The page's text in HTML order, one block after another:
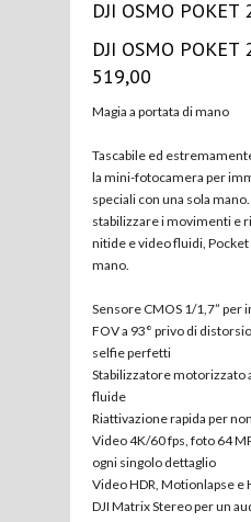
DJI OSMO
DJI OSMO
519,00
Magia a portata di mano
Tascabile ed
la mini-fotocamera per
speciali con una sola
stabilizzare i movimenti e
nitide e video fluidi, Pocket
mano.
Sensore CMOS 1/1,7” per
FOV a 93° privo di
selfie perfetti
Stabilizzatore motorizzato
fluide
Riattivazione rapida per
Video 4K/60 fps, foto 64
ogni singolo dettaglio
Video HDR, Motionlapse e
DJI Matrix Stereo per un